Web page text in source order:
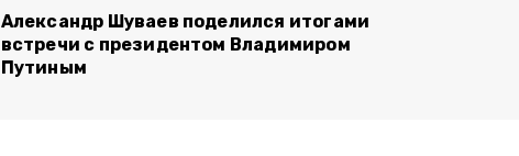
Александр Шуваев поделился итогами
встречи с президентом Владимиром
Путиным